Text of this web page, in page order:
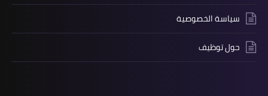
سياسة الخصوصية
حول توظيف